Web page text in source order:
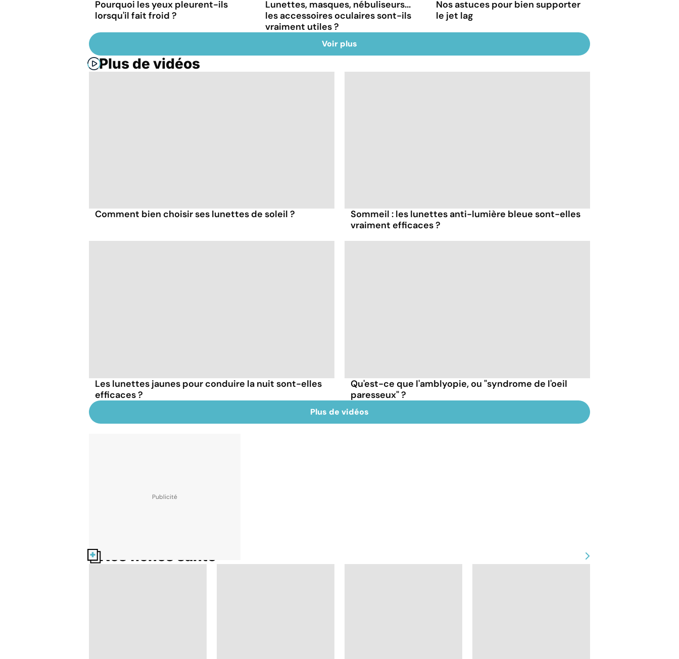
Pourquoi les yeux pleurent-ils
lorsqu'il fait froid ?
Lunettes, masques, nébuliseurs...
les accessoires oculaires sont-ils
vraiment utiles ?
Nos astuces pour bien supporter
le jet lag
Voir plus
Plus de vidéos
Comment bien choisir ses lunettes de soleil ?
Sommeil : les lunettes anti-lumière bleue sont-elles
vraiment efficaces ?
Les lunettes jaunes pour conduire la nuit sont-elles
efficaces ?
Qu'est-ce que l'amblyopie, ou "syndrome de l'oeil
paresseux" ?
Plus de vidéos
Nos fiches santé